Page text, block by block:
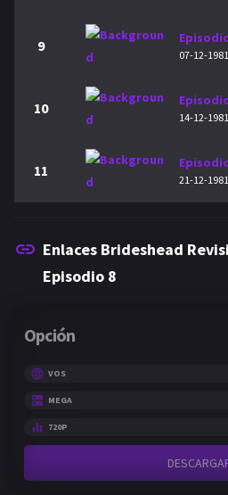
9
07-12-1981
10
14-12-1981
11
21-12-1981
Enlaces Brideshead
Episodio 8
Opción
VOS
MEGA
720P